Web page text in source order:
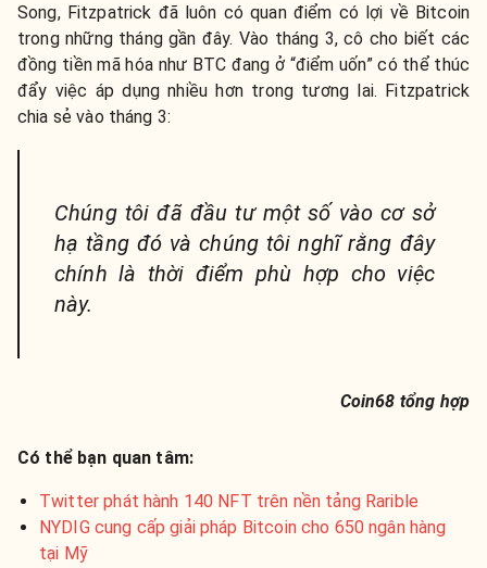
Song, Fitzpatrick đã luôn có quan điểm có lợi về Bitcoin
trong những tháng gần đây. Vào tháng 3, cô cho biết các
đồng tiền mã hóa như BTC đang ở “điểm uốn” có thể thúc
đẩy việc áp dụng nhiều hơn trong tương lai. Fitzpatrick
chia sẻ vào tháng 3:
Chúng tôi đã đầu tư một số vào cơ sở
hạ tầng đó và chúng tôi nghĩ rằng đây
chính là thời điểm phù hợp cho việc
này.
Coin68 tổng hợp
Có thể bạn quan tâm:
Twitter phát hành 140 NFT trên nền tảng Rarible
NYDIG cung cấp giải pháp Bitcoin cho 650 ngân hàng
tại Mỹ